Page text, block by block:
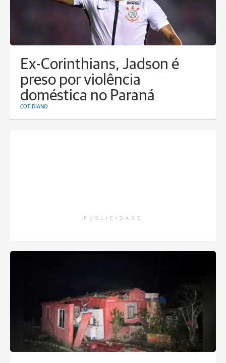
Ex-Corinthians, Jadson é
preso por violência
doméstica no Paraná
COTIDIANO
PUBLICIDADE